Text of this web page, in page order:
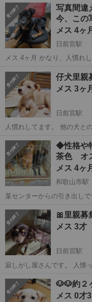
写真間違
今、この
メス 4ヶ
日前宮駅
メス 4ヶ月 かなり、人慣れしてます。 良好 マイク
ちらからの出向いての譲渡
い🙇‍♀️ 家族の一...
和歌山 和歌山市 日前
仔犬里親
メス 3ヶ
日前宮駅
人慣れしてます。 他の犬との
譲渡後も連絡可能な方。 譲
ます。 家族...
和歌山 和歌山市 日前
◆性格や
メス 4ヶ
和歌山市駅
某センターからの引き出しです 茶色 オス1匹 黒 メス2匹 マ
てくれてます❤️ 良好 避妊去勢手術は必須になりま お電話にて話でき
る...
和歌山 和歌山市 和歌
🎀里親募
メス 3才
日前宮駅
寂しがし屋さんです。 人懐っこいです
っても連絡取れる方。 譲渡
渡になります。 高...
和歌山 和歌山市 日前
🐶🐶約２
メス 0才